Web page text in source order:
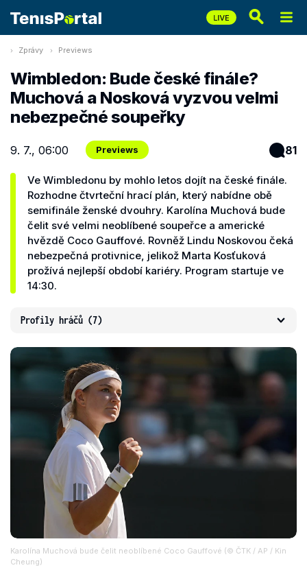
Zprávy Previews
Wimbledon: Bude české finále?
Muchová a Nosková vyzvou velmi
nebezpečné soupeřky
9. 7., 06:00 Previews 81
Ve Wimbledonu by mohlo letos dojít na české finále.
Rozhodne čtvrteční hrací plán, který nabídne obě
semifinále ženské dvouhry. Karolína Muchová bude
čelit své velmi neoblíbené soupeřce a americké
hvězdě Coco Gauffové. Rovněž Lindu Noskovou čeká
nebezpečná protivnice, jelikož Marta Kosťuková
prožívá nejlepší období kariéry. Program startuje ve
14:30.
Profily hráčů (7)
Karolína Muchová bude čelit neoblíbené Coco Gauffové (© ČTK / AP / Kin
Cheung)